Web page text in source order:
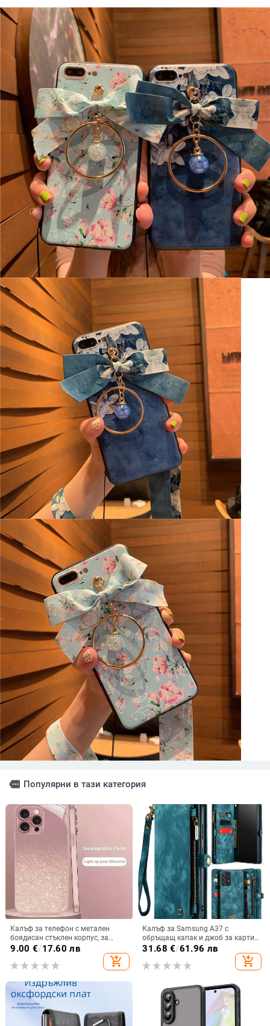
more Популярни в тази категория
Калъф за телефон с метален
боядисан стъклен корпус, за
iPhone 11–14 Pro Max,
9.00 €/17.60 лв
add_shopping_cart
Калъф за Samsung A37 с
обръщащ капак и джоб за карти,
защита от падане, A16 джоб за
магнитно затваряне
31.68 €/61.96 лв
add_shopping_cart